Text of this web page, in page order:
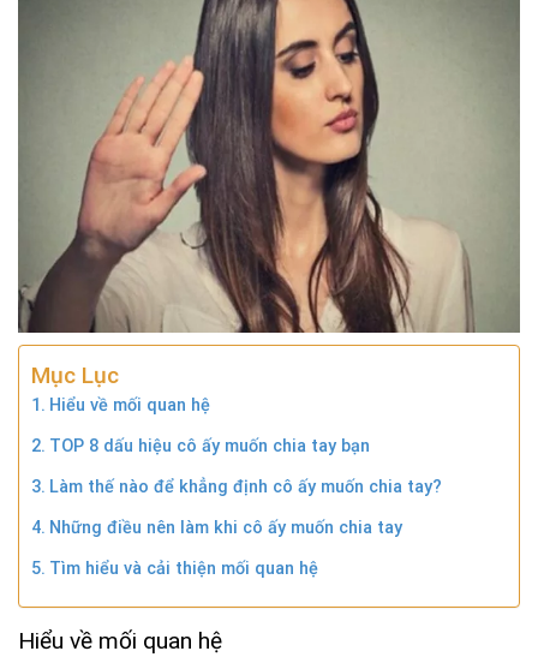
Mục Lục
Hiểu về mối quan hệ
TOP 8 dấu hiệu cô ấy muốn chia tay bạn
Làm thế nào để khẳng định cô ấy muốn chia tay?
Những điều nên làm khi cô ấy muốn chia tay
Tìm hiểu và cải thiện mối quan hệ
Hiểu về mối quan hệ